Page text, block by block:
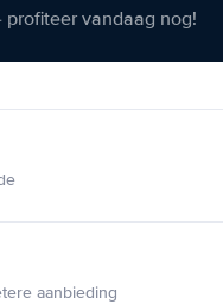
profiteer vandaag nog!
aanbieding